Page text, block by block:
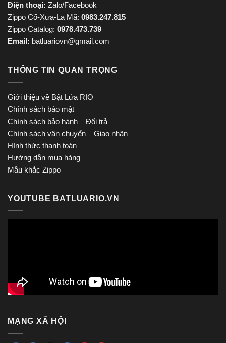
Điện thoại: Zalo/Facebook
Zippo Cổ-Xưa-La Mã: 0983.247.815
Zippo Catalog: 0978.473.739
Email: batluariovn@gmail.com
THÔNG TIN QUAN TRỌNG
Giới thiệu về Bật Lửa RIO
Chính sách bảo mật
Chính sách bảo hành – Đổi trả
Chính sách vận chuyển – Giao nhận
Hình thức thanh toán
Hướng dẫn mua hàng
Mẫu khắc Zippo
YOUTUBE BATLUARIO.VN
MẠNG XÃ HỘI